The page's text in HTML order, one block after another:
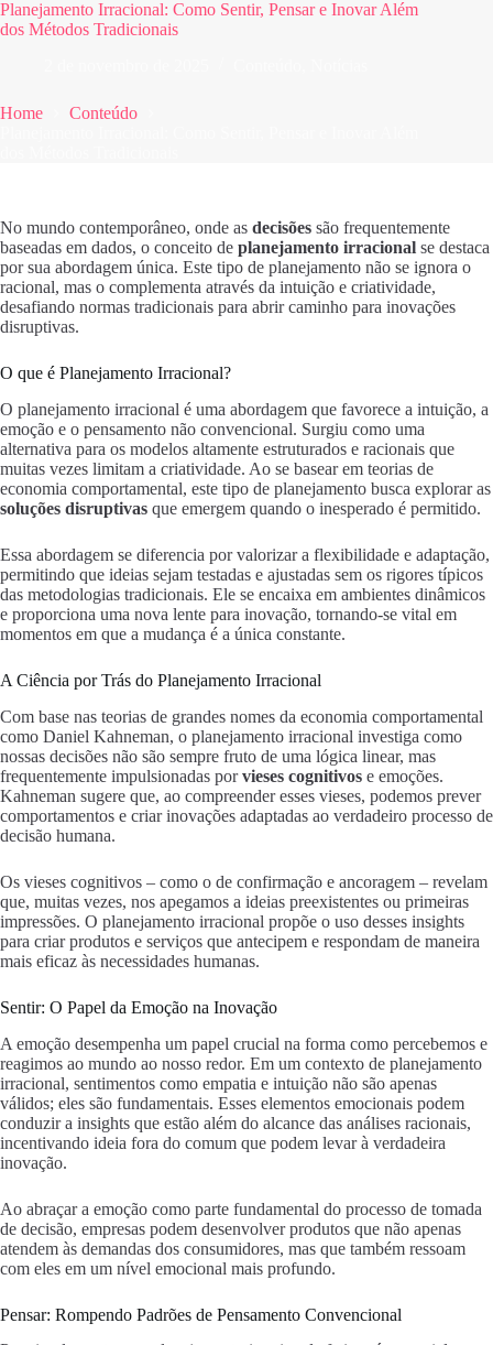
Planejamento Irracional: Como Sentir, Pensar e Inovar Além
dos Métodos Tradicionais
Home
Conteúdo
No mundo contemporâneo, onde as decisões são frequentemente
baseadas em dados, o conceito de planejamento irracional se destaca
por sua abordagem única. Este tipo de planejamento não se ignora o
racional, mas o complementa através da intuição e criatividade,
desafiando normas tradicionais para abrir caminho para inovações
disruptivas.
O que é Planejamento Irracional?
O planejamento irracional é uma abordagem que favorece a intuição, a
emoção e o pensamento não convencional. Surgiu como uma
alternativa para os modelos altamente estruturados e racionais que
muitas vezes limitam a criatividade. Ao se basear em teorias de
economia comportamental, este tipo de planejamento busca explorar as
soluções disruptivas que emergem quando o inesperado é permitido.
Essa abordagem se diferencia por valorizar a flexibilidade e adaptação,
permitindo que ideias sejam testadas e ajustadas sem os rigores típicos
das metodologias tradicionais. Ele se encaixa em ambientes dinâmicos
e proporciona uma nova lente para inovação, tornando-se vital em
momentos em que a mudança é a única constante.
A Ciência por Trás do Planejamento Irracional
Com base nas teorias de grandes nomes da economia comportamental
como Daniel Kahneman, o planejamento irracional investiga como
nossas decisões não são sempre fruto de uma lógica linear, mas
frequentemente impulsionadas porvieses cognitivos e emoções.
Kahneman sugere que, ao compreender esses vieses, podemos prever
comportamentos e criar inovações adaptadas ao verdadeiro processo de
decisão humana.
Os vieses cognitivos – como o de confirmação e ancoragem – revelam
que, muitas vezes, nos apegamos a ideias preexistentes ou primeiras
impressões. O planejamento irracional propõe o uso desses insights
para criar produtos e serviços que antecipem e respondam de maneira
mais eficaz às necessidades humanas.
Sentir: O Papel da Emoção na Inovação
A emoção desempenha um papel crucial na forma como percebemos e
reagimos ao mundo ao nosso redor. Em um contexto de planejamento
irracional, sentimentos como empatia e intuição não são apenas
válidos; eles são fundamentais. Esses elementos emocionais podem
conduzir a insights que estão além do alcance das análises racionais,
incentivando ideia fora do comum que podem levar à verdadeira
inovação.
Ao abraçar a emoção como parte fundamental do processo de tomada
de decisão, empresas podem desenvolver produtos que não apenas
atendem às demandas dos consumidores, mas que também ressoam
com eles em um nível emocional mais profundo.
Pensar: Rompendo Padrões de Pensamento Convencional